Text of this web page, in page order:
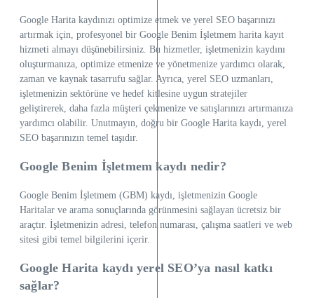
Google Harita kaydınızı optimize etmek ve yerel SEO başarınızı
artırmak için, profesyonel bir Google Benim İşletmem harita kayıt
hizmeti almayı düşünebilirsiniz. Bu hizmetler, işletmenizin kaydını
oluşturmanıza, optimize etmenize ve yönetmenize yardımcı olarak,
zaman ve kaynak tasarrufu sağlar. Ayrıca, yerel SEO uzmanları,
işletmenizin sektörüne ve hedef kitlesine uygun stratejiler
geliştirerek, daha fazla müşteri çekmenize ve satışlarınızı artırmanıza
yardımcı olabilir. Unutmayın, doğru bir Google Harita kaydı, yerel
SEO başarınızın temel taşıdır.
Google Benim İşletmem kaydı nedir?
Google Benim İşletmem (GBM) kaydı, işletmenizin Google
Haritalar ve arama sonuçlarında görünmesini sağlayan ücretsiz bir
araçtır. İşletmenizin adresi, telefon numarası, çalışma saatleri ve web
sitesi gibi temel bilgilerini içerir.
Google Harita kaydı yerel SEO’ya nasıl katkı
sağlar?